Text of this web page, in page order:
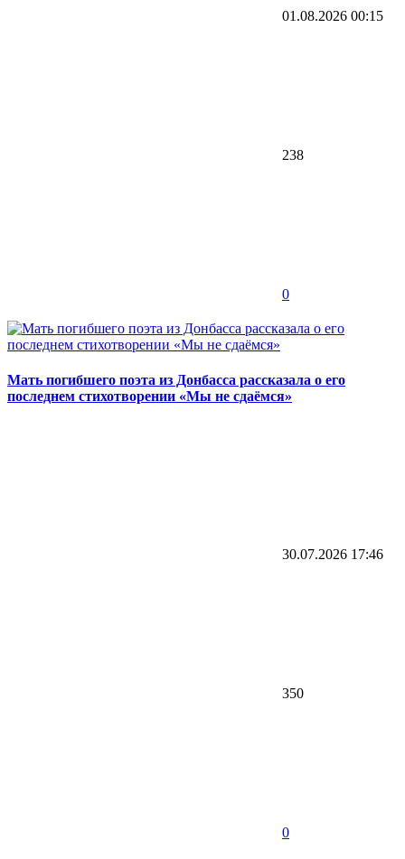
01.08.2026 00:15
238
0
Мать погибшего поэта из Донбасса рассказала о его
последнем стихотворении «Мы не сдаёмся»
30.07.2026 17:46
350
0